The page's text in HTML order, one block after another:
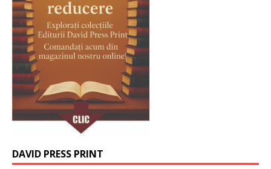
DAVID PRESS PRINT